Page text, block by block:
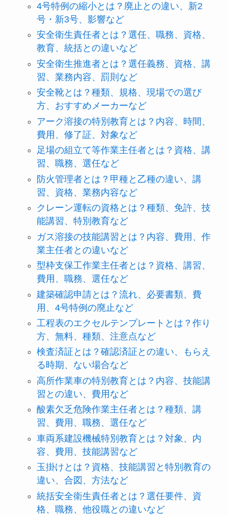
4号特例の縮小とは？廃止との違い、新2
号・新3号、影響など
安全衛生責任者とは？選任、職務、資格、
教育、統括との違いなど
安全衛生推進者とは？選任義務、資格、講
習、業務内容、罰則など
安全靴とは？種類、規格、現場での選び
方、おすすめメーカーなど
アーク溶接の特別教育とは？内容、時間、
費用、修了証、対象など
足場の組立て等作業主任者とは？資格、講
習、職務、選任など
防火管理者とは？甲種と乙種の違い、講
習、資格、業務内容など
クレーン運転の資格とは？種類、免許、技
能講習、特別教育など
ガス溶接の技能講習とは？内容、費用、作
業主任者との違いなど
型枠支保工作業主任者とは？資格、講習、
費用、職務、選任など
建築確認申請とは？流れ、必要書類、費
用、4号特例の廃止など
工程表のエクセルテンプレートとは？作り
方、無料、種類、注意点など
検査済証とは？確認済証との違い、もらえ
る時期、ない場合など
高所作業車の特別教育とは？内容、技能講
習との違い、費用など
酸素欠乏危険作業主任者とは？種類、講
習、費用、職務、選任など
車両系建設機械特別教育とは？対象、内
容、費用、技能講習など
玉掛けとは？資格、技能講習と特別教育の
違い、合図、方法など
統括安全衛生責任者とは？選任要件、資
格、職務、他役職との違いなど